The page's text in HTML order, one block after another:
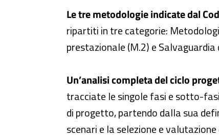
Le tre metodologie indicate dal
ripartiti in tre categorie:
prestazionale (M.2) e
Un’analisi completa del ciclo
tracciate le singole fasi e sotto-
di progetto, partendo dalla sua
scenari e la selezione e